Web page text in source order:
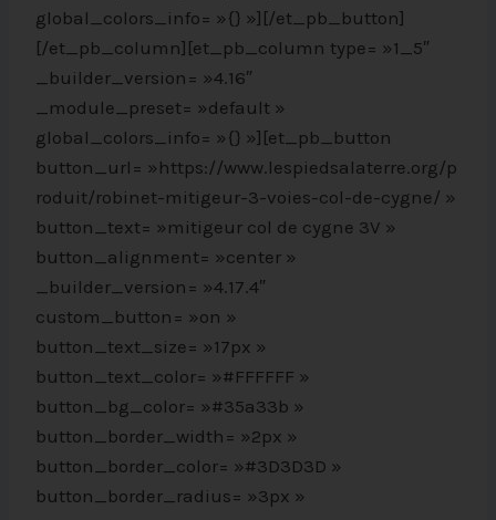
global_colors_info= »{} »][/et_pb_button]
[/et_pb_column][et_pb_column type= »1_5″
_builder_version= »4.16″
_module_preset= »default »
global_colors_info= »{} »][et_pb_button
button_url= »https://www.lespiedsalaterre.org/p
roduit/robinet-mitigeur-3-voies-col-de-cygne/ »
button_text= »mitigeur col de cygne 3V »
button_alignment= »center »
_builder_version= »4.17.4″
custom_button= »on »
button_text_size= »17px »
button_text_color= »#FFFFFF »
button_bg_color= »#35a33b »
button_border_width= »2px »
button_border_color= »#3D3D3D »
button_border_radius= »3px »